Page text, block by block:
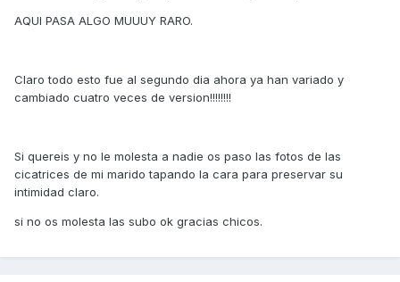
AQUI PASA ALGO MUUUY RARO.
Claro todo esto fue al segundo dia ahora ya han variado y
cambiado cuatro veces de version!!!!!!!!
Si quereis y no le molesta a nadie os paso las fotos de las
cicatrices de mi marido tapando la cara para preservar su
intimidad claro.
si no os molesta las subo ok gracias chicos.